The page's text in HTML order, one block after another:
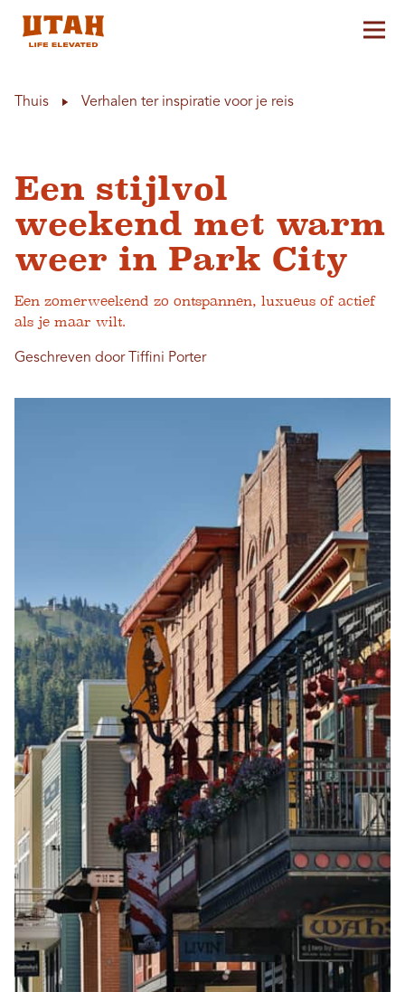
Thuis Verhalen ter inspiratie voor je reis
Een stijlvol
weekend met warm
weer in Park City
Een zomerweekend zo ontspannen, luxueus of actief
als je maar wilt.
Geschreven door Tiffini Porter